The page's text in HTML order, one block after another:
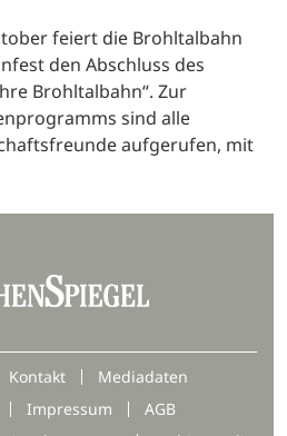
feiert die Brohltalbahn
den Abschluss des
Brohltalbahn“. Zur
sind alle
aufgerufen, mit
Kontakt
Mediadaten
Impressum
AGB